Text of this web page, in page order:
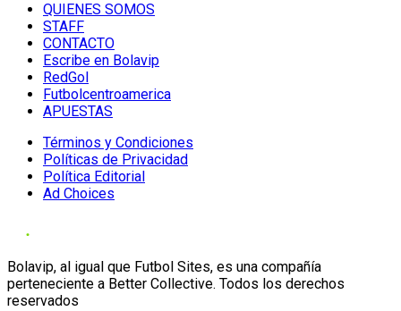
QUIENES SOMOS
STAFF
CONTACTO
Escribe en Bolavip
RedGol
Futbolcentroamerica
APUESTAS
Términos y Condiciones
Políticas de Privacidad
Política Editorial
Ad Choices
Bolavip, al igual que Futbol Sites, es una compañía
perteneciente a Better Collective. Todos los derechos
reservados